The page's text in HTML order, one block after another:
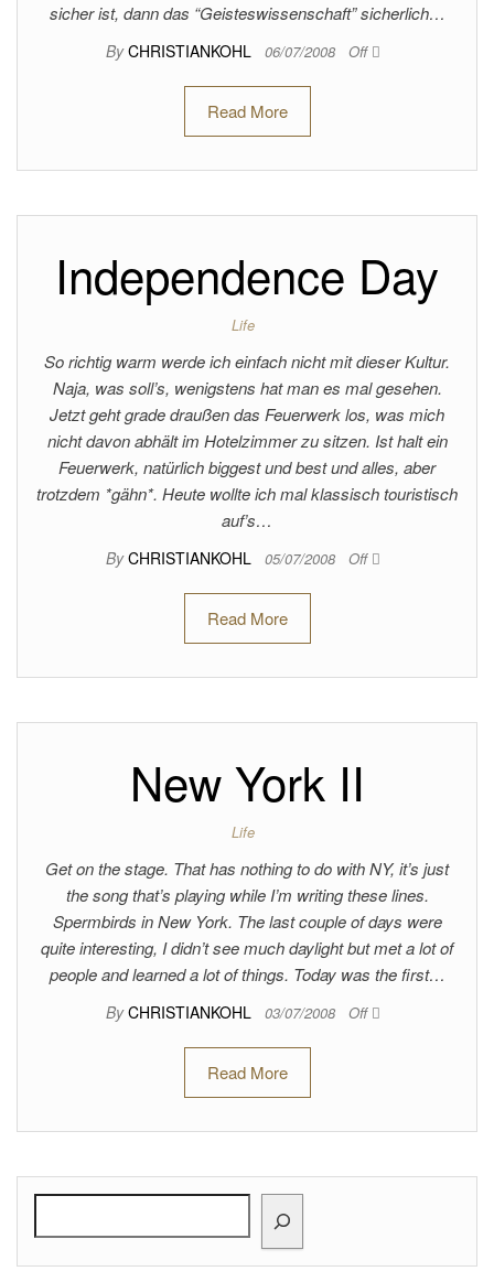
sicher ist, dann das “Geisteswissenschaft” sicherlich…
By CHRISTIANKOHL 06/07/2008 Off
Read More
Independence Day
Life
So richtig warm werde ich einfach nicht mit dieser Kultur.
Naja, was soll’s, wenigstens hat man es mal gesehen.
Jetzt geht grade draußen das Feuerwerk los, was mich
nicht davon abhält im Hotelzimmer zu sitzen. Ist halt ein
Feuerwerk, natürlich biggest und best und alles, aber
trotzdem *gähn*. Heute wollte ich mal klassisch touristisch
auf’s…
By CHRISTIANKOHL 05/07/2008 Off
Read More
New York II
Life
Get on the stage. That has nothing to do with NY, it’s just
the song that’s playing while I’m writing these lines.
Spermbirds in New York. The last couple of days were
quite interesting, I didn’t see much daylight but met a lot of
people and learned a lot of things. Today was the first…
By CHRISTIANKOHL 03/07/2008 Off
Read More